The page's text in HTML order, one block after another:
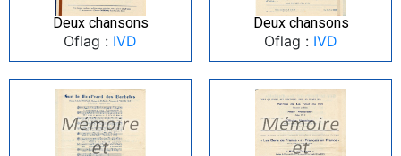
Deux chansons
Oflag : IVD
Deux chansons
Oflag : IVD